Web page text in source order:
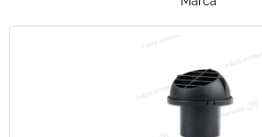
Convenzioni
Veicoli Pronta consegna